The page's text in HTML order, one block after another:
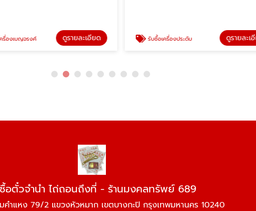
รงค์ ดูรายละเอียด รับซื้อเครื่องประดับ ดูรายละเอียด
อตั๋วจำนำ ไถ่ถอนถึงที่ - ร้านมงคลทรัพย์ 689
คำแหง 79/2 แขวงหัวหมาก เขตบางกะปิ กรุงเทพมหานคร 10240